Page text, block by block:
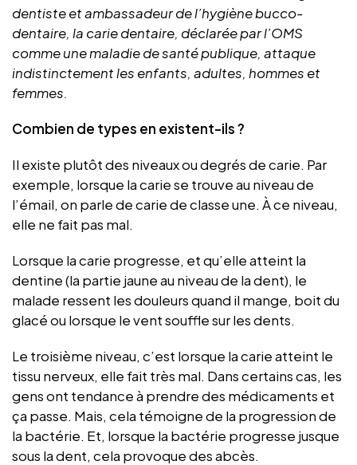
dentiste et ambassadeur de l’hygiène bucco-
dentaire, la carie dentaire, déclarée par l’OMS
comme une maladie de santé publique, attaque
indistinctement les enfants, adultes, hommes et
femmes.
Combien de types en existent-ils ?
Il existe plutôt des niveaux ou degrés de carie. Par
exemple, lorsque la carie se trouve au niveau de
l’émail, on parle de carie de classe une. À ce niveau,
elle ne fait pas mal.
Lorsque la carie progresse, et qu’elle atteint la
dentine (la partie jaune au niveau de la dent), le
malade ressent les douleurs quand il mange, boit du
glacé ou lorsque le vent souffle sur les dents.
Le troisième niveau, c’est lorsque la carie atteint le
tissu nerveux, elle fait très mal. Dans certains cas, les
gens ont tendance à prendre des médicaments et
ça passe. Mais, cela témoigne de la progression de
la bactérie. Et, lorsque la bactérie progresse jusque
sous la dent, cela provoque des abcès.